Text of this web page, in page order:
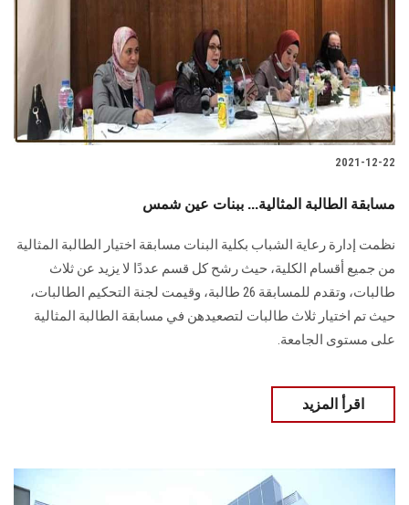
2021-12-22
مسابقة الطالبة المثالية... ببنات عين شمس
نظمت إدارة رعاية الشباب بكلية البنات مسابقة اختيار الطالبة المثالية
من جميع أقسام الكلية، حيث رشح كل قسم عددًا لا يزيد عن ثلاث
طالبات، وتقدم للمسابقة 26 طالبة، وقيمت لجنة التحكيم الطالبات،
حيث تم اختيار ثلاث طالبات لتصعيدهن في مسابقة الطالبة المثالية
على مستوى الجامعة.
اقرأ المزيد